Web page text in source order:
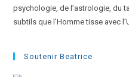
psychologie, de l’astrologie, du
subtils que l’Homme tisse avec
Soutenir Beatrice